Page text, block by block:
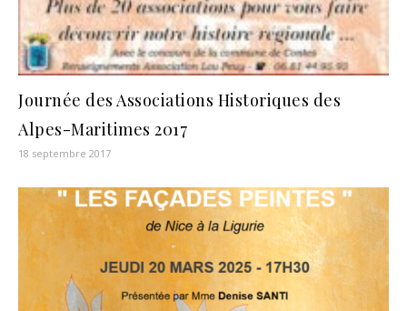
Journée des Associations Historiques des
Alpes-Maritimes 2017
18 septembre 2017